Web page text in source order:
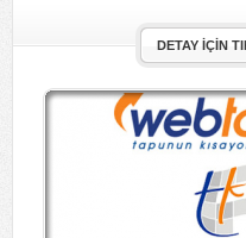
DETAY İÇIN